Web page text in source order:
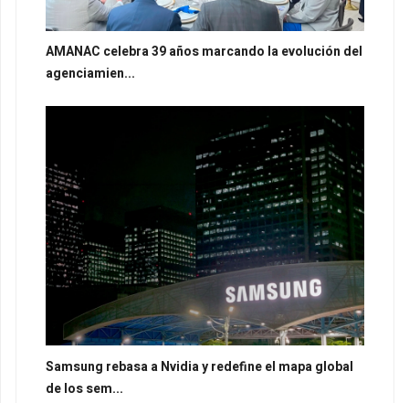
AMANAC celebra 39 años marcando la evolución del
agenciamien...
Samsung rebasa a Nvidia y redefine el mapa global
de los sem...